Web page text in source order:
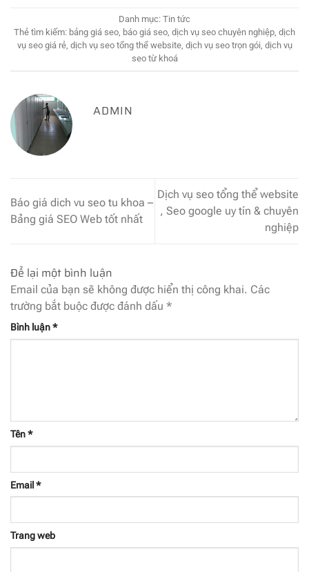
Danh mục: Tin tức
Thẻ tìm kiếm: bảng giá seo, báo giá seo, dịch vụ seo chuyên nghiệp, dịch
vụ seo giá rẻ, dịch vụ seo tổng thể website, dịch vụ seo trọn gói, dịch vụ
seo từ khoá
ADMIN
Báo giá dich vu seo tu khoa –
Bảng giá SEO Web tốt nhất
Dịch vụ seo tổng thể website
, Seo google uy tín & chuyên
nghiệp
Để lại một bình luận
Email của bạn sẽ không được hiển thị công khai. Các
trường bắt buộc được đánh dấu *
Bình luận*
Tên*
Email *
Trang web